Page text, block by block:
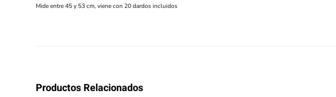
Mide entre 45 y 53 cm, viene con 20 dardos incluidos
Productos Relacionados